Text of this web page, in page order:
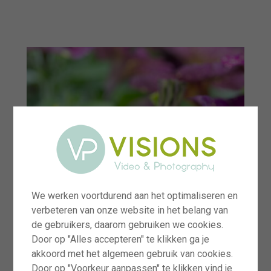
We werken voortdurend aan het optimaliseren en
verbeteren van onze website in het belang van
de gebruikers, daarom gebruiken we cookies.
Door op "Alles accepteren" te klikken ga je
akkoord met het algemeen gebruik van cookies.
Door op "Voorkeur aanpassen" te klikken vind je